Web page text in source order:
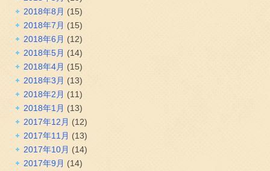
2018年8月 (15)
2018年7月 (15)
2018年6月 (12)
2018年5月 (14)
2018年4月 (15)
2018年3月 (13)
2018年2月 (11)
2018年1月 (13)
2017年12月 (12)
2017年11月 (13)
2017年10月 (14)
2017年9月 (14)